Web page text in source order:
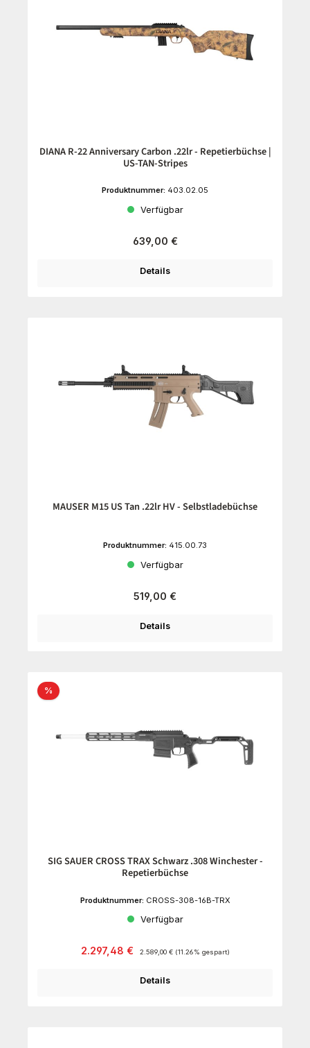
DIANA R-22 Anniversary Carbon .22lr - Repetierbüchse |
US-TAN-Stripes
Produktnummer: 403.02.05
Verfügbar
Regulärer Preis:
639,00 €
Details
MAUSER M15 US Tan .22lr HV - Selbstladebüchse
Produktnummer: 415.00.73
Verfügbar
Regulärer Preis:
519,00 €
Details
%Rabatt
SIG SAUER CROSS TRAX Schwarz .308 Winchester -
Repetierbüchse
Produktnummer: CROSS-308-16B-TRX
Verfügbar
Verkaufspreis:
2.297,48 € Regulärer Preis:
2.589,00 € (11.26% gespart)
Details